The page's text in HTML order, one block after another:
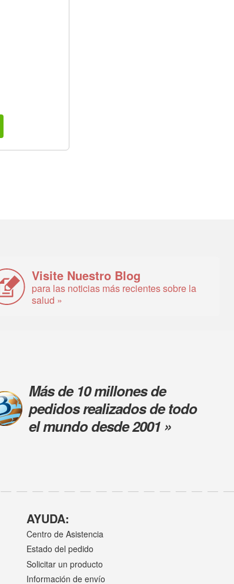
Visite Nuestro Blog
para las noticias más recientes sobre la
salud »
Más de 10 millones de
pedidos realizados de todo
el mundo desde 2001 »
AYUDA:
Centro de Asistencia
Estado del pedido
Solicitar un producto
Información de envío